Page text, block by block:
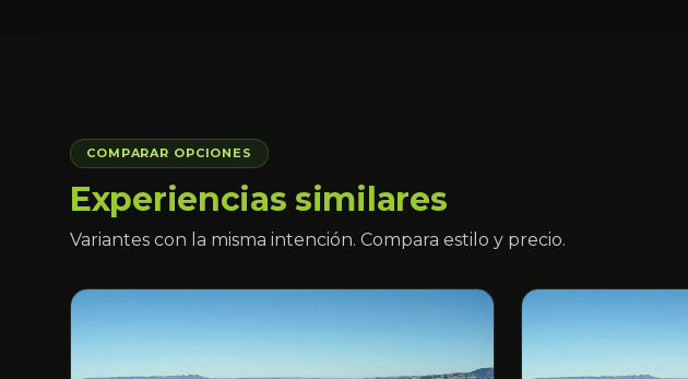
COMPARAR OPCIONES
Experiencias similares
Variantes con la misma intención. Compara estilo y precio.